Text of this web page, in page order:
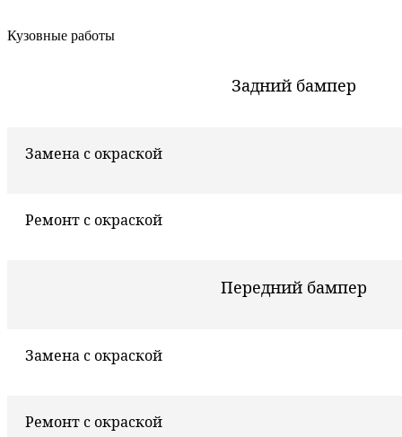
Кузовные работы
Задний бампер
Замена с окраской
Ремонт с окраской
Передний бампер
Замена с окраской
Ремонт с окраской